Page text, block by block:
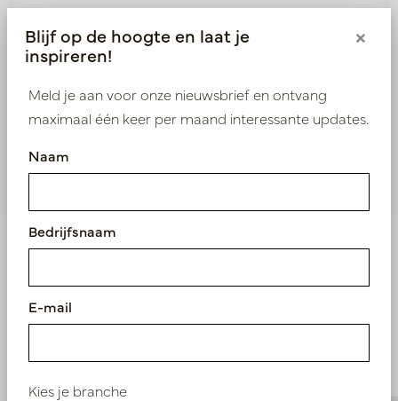
Wij leveren enkel B2B
Log in als zakelijke klant om direct toegang te
krijgen tot onze exclusieve prijzen.
Bestaande klant? Log hier in
Nieuw? Registreer hier
Vergelijkbare
producten
Blijf op de hoogte en laat je
inspireren!
×
Meld je aan voor onze nieuwsbrief en ontvang
maximaal één keer per maand interessante updates.
Naam
Bedrijfsnaam
E-mail
Kies je branche